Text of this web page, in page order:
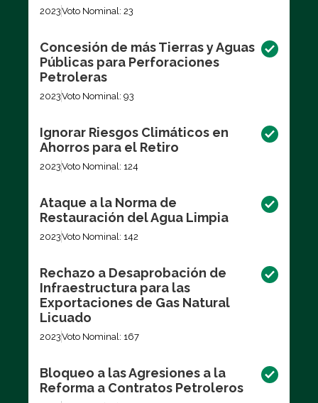
2023Voto Nominal: 23
Concesión de más Tierras y Aguas
Públicas para Perforaciones
Petroleras
2023Voto Nominal: 93
Ignorar Riesgos Climáticos en
Ahorros para el Retiro
2023Voto Nominal: 124
Ataque a la Norma de
Restauración del Agua Limpia
2023Voto Nominal: 142
Rechazo a Desaprobación de
Infraestructura para las
Exportaciones de Gas Natural
Licuado
2023Voto Nominal: 167
Bloqueo a las Agresiones a la
Reforma a Contratos Petroleros